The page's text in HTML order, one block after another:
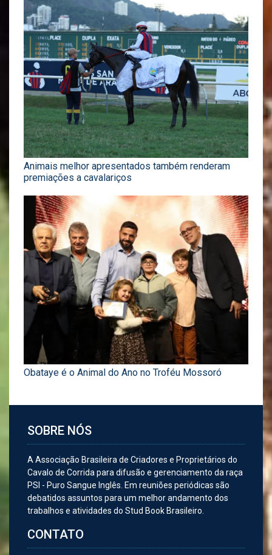
Animais melhor apresentados também renderam
premiações a cavalariços
Obataye é o Animal do Ano no Troféu Mossoró
SOBRE NÓS
A Associação Brasileira de Criadores e Proprietários do
Cavalo de Corrida para difusão e gerenciamento da raça
PSI - Puro Sangue Inglês. Em reuniões periódicas são
debatidos assuntos para um melhor andamento dos
trabalhos e atividades do Stud Book Brasileiro.
CONTATO